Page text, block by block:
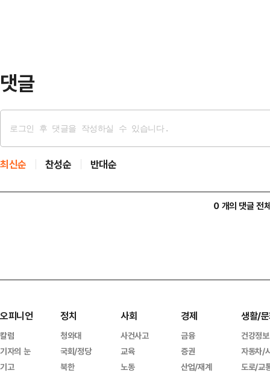
댓글
최신순 찬성순 반대순
0 개의 댓글 전
오피니언
칼럼
기자의 눈
기고
정치
청와대
국회/정당
북한
사회
사건사고
교육
노동
경제
금융
증권
산업/재계
생활/
건강정보
자동차/
도로/교